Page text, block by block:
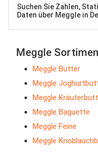
Suchen Sie Zahlen,
Daten über Meggle in
Meggle
Meggle Butter
Meggle
Meggle
Meggle Baguette
Meggle Feine
Meggle